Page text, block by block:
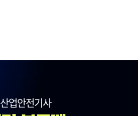
산업안전기사